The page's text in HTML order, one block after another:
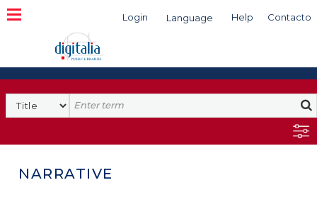
Login Language Help Contacto
Search
NARRATIVE